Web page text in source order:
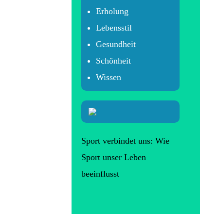
Erholung
Lebensstil
Gesundheit
Schönheit
Wissen
Sport verbindet uns: Wie
Sport unser Leben
beeinflusst